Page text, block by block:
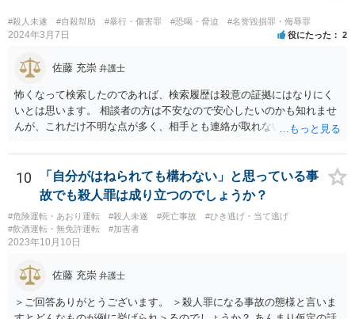
れます。この場では一般的な回答しかできませんので、法務担当の方
とよくご相談ください。
#殺人未遂 #自殺幇助 #暴行・傷害罪 #恐喝・脅迫 #名誉毀損罪・侮辱罪
2024年3月7日 役にたった 2
佐藤 充崇 弁護士
怖くなって検索したのであれば、検索履歴は殺意の証拠にはなりにく
いとは思います。 相談者の方は不安なので安心したいのかも知れませ
んが、これだけ不明な点が多く、相手とも連絡が取れないとなると、
しますが・・・ それでもどうしても気になるようなら、弁護士に予約
取って相談すべきです。 正直、今後こういうことをしないよう気を付
けて、あとは警察が来たり民事訴訟の訴状等が家に届いたらその時考
えるしかないように思います。
10
「自分がはねられても構わない」と思っている事
故でも殺人罪は成り立つのでしょうか？
#危険運転・あおり運転 #殺人未遂 #死亡事故
#ひき逃げ・当て逃げ
#飲酒運転・無免許運転
#加害者
2023年10月10日
佐藤 充崇 弁護士
＞ご回答ありがとうございます。 ＞殺人罪になる事故の態様と言いま